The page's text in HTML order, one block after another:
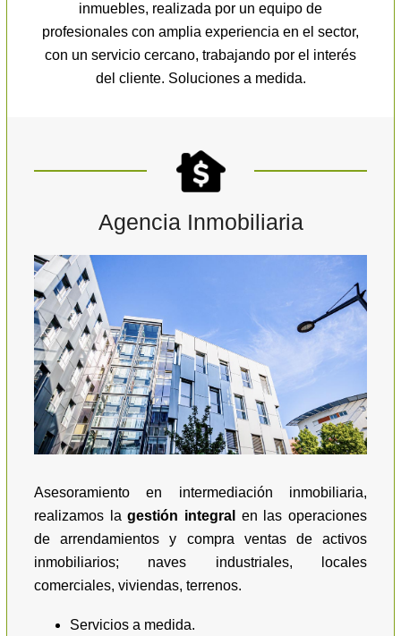
inmuebles, realizada por un equipo de
profesionales con amplia experiencia en el sector,
con un servicio cercano, trabajando por el interés
del cliente. Soluciones a medida.
Agencia Inmobiliaria
Asesoramiento en intermediación inmobiliaria,
realizamos lagestión integral
en las operaciones
de arrendamientos y compra ventas de activos
inmobiliarios; naves industriales, locales
comerciales, viviendas, terrenos.
Servicios a medida.